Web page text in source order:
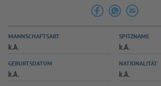
MANNSCHAFTSART
k.A.
SPITZNAME
k.A.
GEBURTSDATUM
k.A.
NATIONALITÄT
k.A.